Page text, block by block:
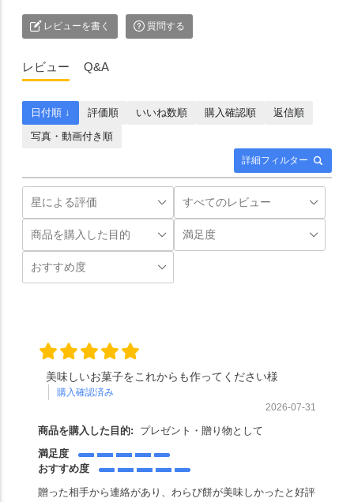
レビューを書く 質問する
レビュー Q&A
詳細フィルター
日付順 ↓ 評価順 いいね数順 購入確認順
返信順
写真・動画付き順
美味しいお菓子をこれからも作ってください様
購入確認済み
2026-07-31
商品を購入した目的:
プレゼント・贈り物として
満足度
おすすめ度
贈った相手から連絡があり、わらび餅が美味しかったと好評